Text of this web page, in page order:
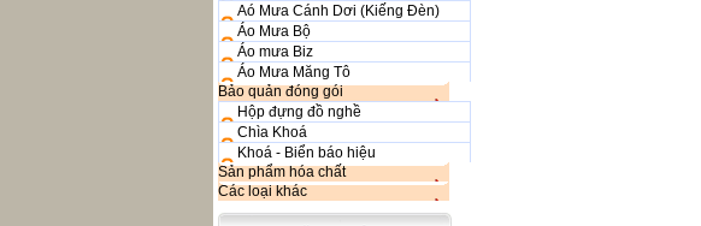
Aó Mưa Cánh Dơi (Kiếng Đèn)
Áo Mưa Bộ
Áo mưa Biz
Áo Mưa Măng Tô
Bảo quản đóng gói
Hộp đựng đồ nghề
Chìa Khoá
Khoá - Biển báo hiệu
Sản phẩm hóa chất
Các loại khác